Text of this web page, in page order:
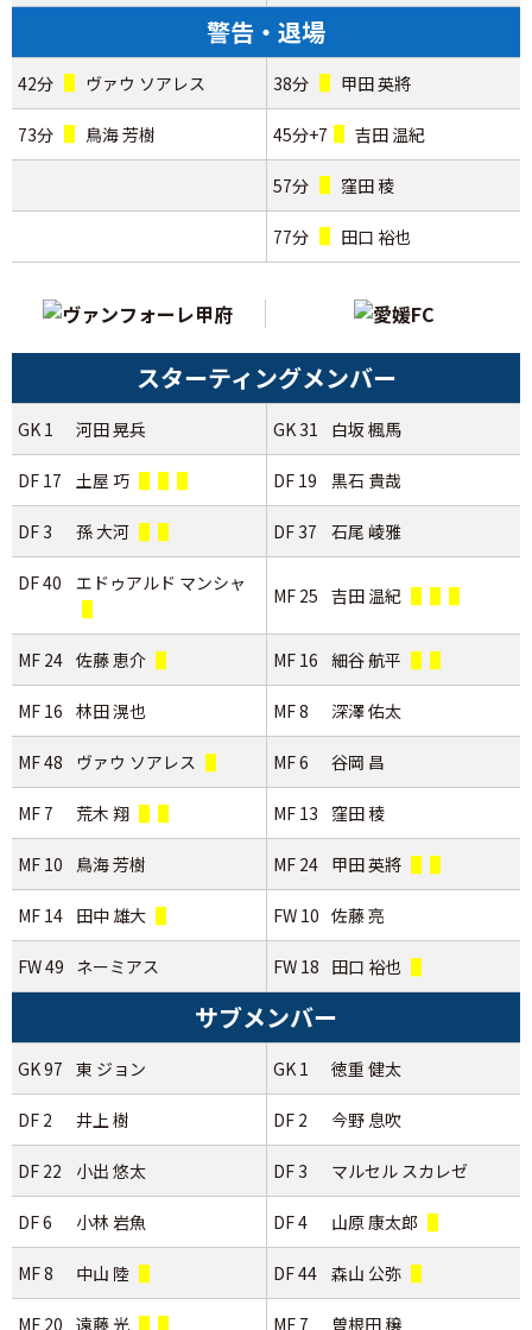
警告・退場
42分 ヴァウ ソアレス 38分 甲田 英將
73分 鳥海 芳樹 45分+7 吉田 温紀
57分 窪田 稜
77分 田口 裕也
スターティングメンバー
GK 1 河田 晃兵 GK 31 白坂 楓馬
DF 17 土屋 巧 DF 19 黒石 貴哉
DF 3 孫 大河 DF 37 石尾 崚雅
DF 40 エドゥアルド マンシャ
MF 25 吉田 温紀
MF 24 佐藤 恵介 MF 16 細谷 航平
MF 16 林田 滉也 MF 8 深澤 佑太
MF 48 ヴァウ ソアレス MF 6 谷岡 昌
MF 7 荒木 翔 MF 13 窪田 稜
MF 10 鳥海 芳樹 MF 24 甲田 英將
MF 14 田中 雄大 FW 10 佐藤 亮
FW 49 ネーミアス FW 18 田口 裕也
サブメンバー
GK 97 東 ジョン GK 1 徳重 健太
DF 2 井上 樹 DF 2 今野 息吹
DF 22 小出 悠太 DF 3 マルセル スカレゼ
DF 6 小林 岩魚 DF 4 山原 康太郎
MF 8 中山 陸 DF 44 森山 公弥
MF 20 遠藤 光 MF 7 曽根田 穣